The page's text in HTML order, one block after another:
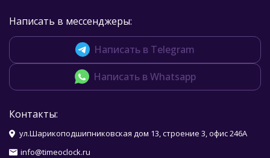
Написать в мессенджеры:
Написать в Telegram
Написать в Whatsapp
Контакты:
ул.Шарикоподшипниковская дом 13, строение 3, офис 246А
info@timeoclock.ru